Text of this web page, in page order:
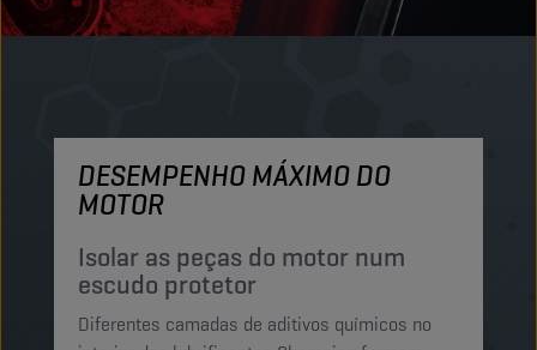
DESEMPENHO MÁXIMO DO
MOTOR
Isolar as peças do motor num
escudo protetor
Diferentes camadas de aditivos químicos no